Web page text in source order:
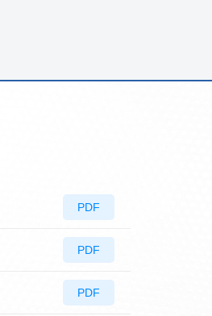
PDF
PDF
PDF